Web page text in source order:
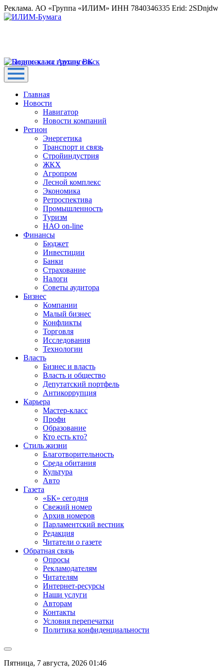
Реклама. АО «Группа «ИЛИМ» ИНН 7840346335 Erid:
Главная
Новости
Навигатор
Новости компаний
Регион
Энергетика
Транспорт и связь
Стройиндустрия
ЖКХ
Агропром
Лесной комплекс
Экономика
Ретроспектива
Промышленность
Туризм
НАО on-line
Финансы
Бюджет
Инвестиции
Банки
Страхование
Налоги
Советы аудитора
Бизнес
Компании
Малый бизнес
Конфликты
Торговля
Исследования
Технологии
Власть
Бизнес и власть
Власть и общество
Депутатский портфель
Антикоррупция
Карьера
Мастер-класс
Профи
Образование
Кто есть кто?
Стиль жизни
Благотворительность
Среда обитания
Культура
Авто
Газета
«БК» сегодня
Свежий номер
Архив номеров
Парламентский вестник
Редакция
Читатели о газете
Обратная связь
Опросы
Рекламодателям
Читателям
Интернет-ресурсы
Наши услуги
Авторам
Контакты
Условия перепечатки
Политика конфиденциальности
Пятница, 7 августа, 2026 01:46